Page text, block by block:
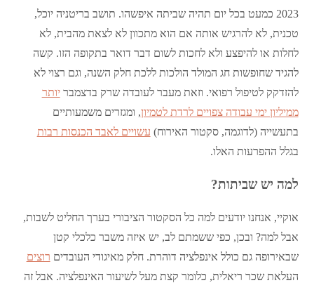
2023 כמעט בכל יום תהיה שביתה איפשהו. תושב בריטניה יוכל,
טכנית, לא להרגיש אותה אם הוא מתכוון לא לצאת מהבית, לא
לחלות או להיפצע ולא לחכות לשום דבר דואר בתקופה הזו. קשה
להגיד שחופשות חג המולד הולכות ללכת חלק השנה, וגם רצוי לא
להזדקק לטיפול רפואי. וזאת מעבר לעובדה שרק בדצמבריותר
ממיליון ימי עבודה צפויים לרדת לטמיון, ומגזרים משמעותיים
בתעשייה (לדוגמה, סקטור האירוח) עשויים לאבד הכנסות רבות
בגלל ההפרעות האלו.
למה יש שביתות?
אוקיי, אנחנו יודעים למה כל הסקטור הציבורי בערך החליט לשבות,
אבל למה? ובכן, כפי ששמתם לב, יש איזה משבר כלכלי קטן
שבאירופה גם כולל אינפלציה דוהרת. חלק מאיגודי העובדים רוצים
העלאת שכר ריאלית, כלומר קצת מעל לשיעור האינפלציה. אבל זה